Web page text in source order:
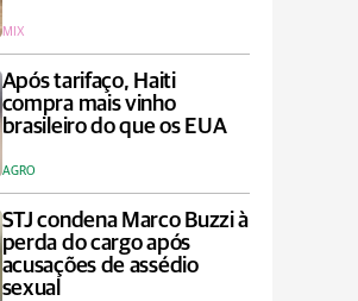
MIX
Após tarifaço, Haiti
compra mais vinho
brasileiro do que os EUA
AGRO
STJ condena Marco Buzzi à
perda do cargo após
acusações de assédio
sexual